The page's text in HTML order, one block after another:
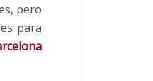
pero
para